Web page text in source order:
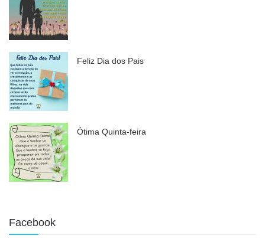
Feliz Dia dos Pais
Ótima Quinta-feira
Facebook